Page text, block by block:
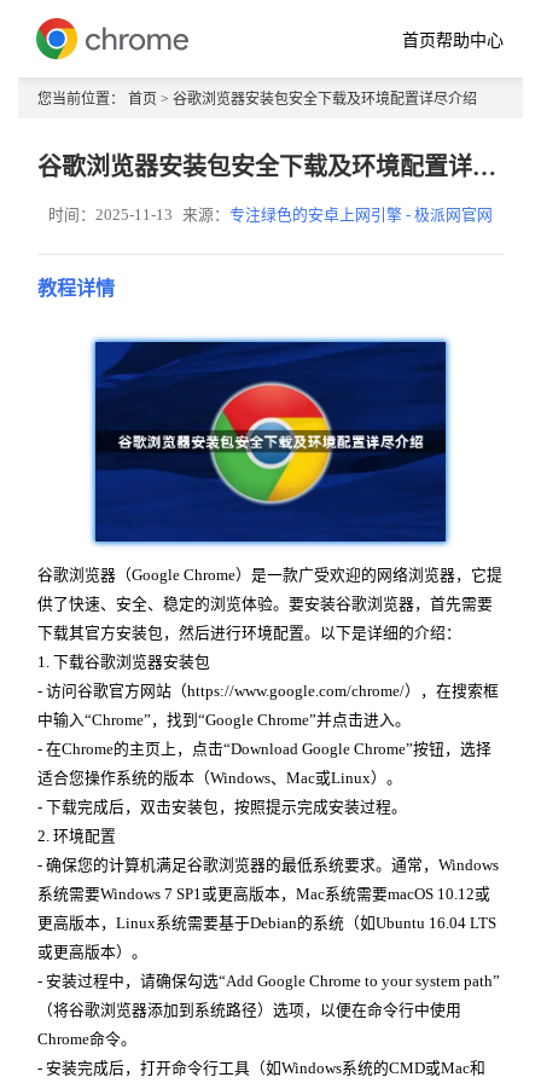
首页帮助中心
您当前位置： 首页 > 谷歌浏览器安装包安全下载及环境配置详尽介绍
谷歌浏览器安装包安全下载及环境配置详尽介绍
时间：2025-11-13 来源：专注绿色的安卓上网引擎 - 极派网官网
教程详情
谷歌浏览器（Google Chrome）是一款广受欢迎的网络浏览器，它提
供了快速、安全、稳定的浏览体验。要安装谷歌浏览器，首先需要
下载其官方安装包，然后进行环境配置。以下是详细的介绍：
1. 下载谷歌浏览器安装包
- 访问谷歌官方网站（https://www.google.com/chrome/），在搜索框
中输入“Chrome”，找到“Google Chrome”并点击进入。
- 在Chrome的主页上，点击“Download Google Chrome”按钮，选择
适合您操作系统的版本（Windows、Mac或Linux）。
- 下载完成后，双击安装包，按照提示完成安装过程。
2. 环境配置
- 确保您的计算机满足谷歌浏览器的最低系统要求。通常，Windows
系统需要Windows 7 SP1或更高版本，Mac系统需要macOS 10.12或
更高版本，Linux系统需要基于Debian的系统（如Ubuntu 16.04 LTS
或更高版本）。
- 安装过程中，请确保勾选“Add Google Chrome to your system path”
（将谷歌浏览器添加到系统路径）选项，以便在命令行中使用
Chrome命令。
- 安装完成后，打开命令行工具（如Windows系统的CMD或Mac和